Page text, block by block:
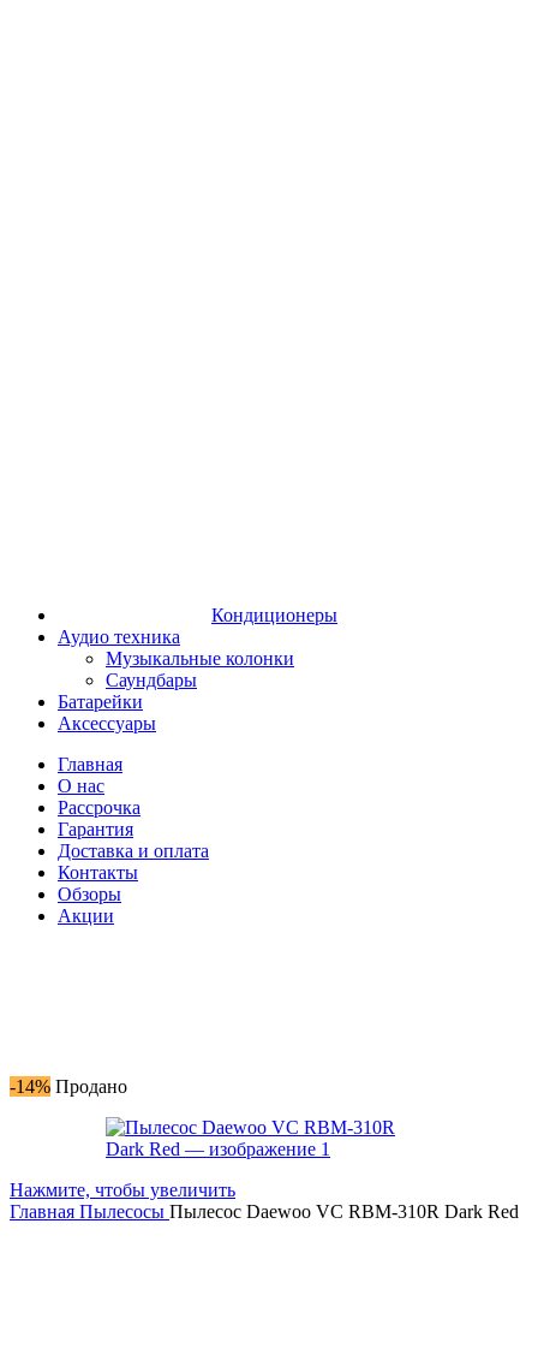
Кондиционеры
Аудио техника
Музыкальные колонки
Саундбары
Батарейки
Аксессуары
Главная
О нас
Рассрочка
Гарантия
Доставка и оплата
Контакты
Обзоры
Акции
-14% Продано
Нажмите, чтобы увеличить
Главная Пылесосы Пылесос Daewoo VC RBM-310R Dark Red